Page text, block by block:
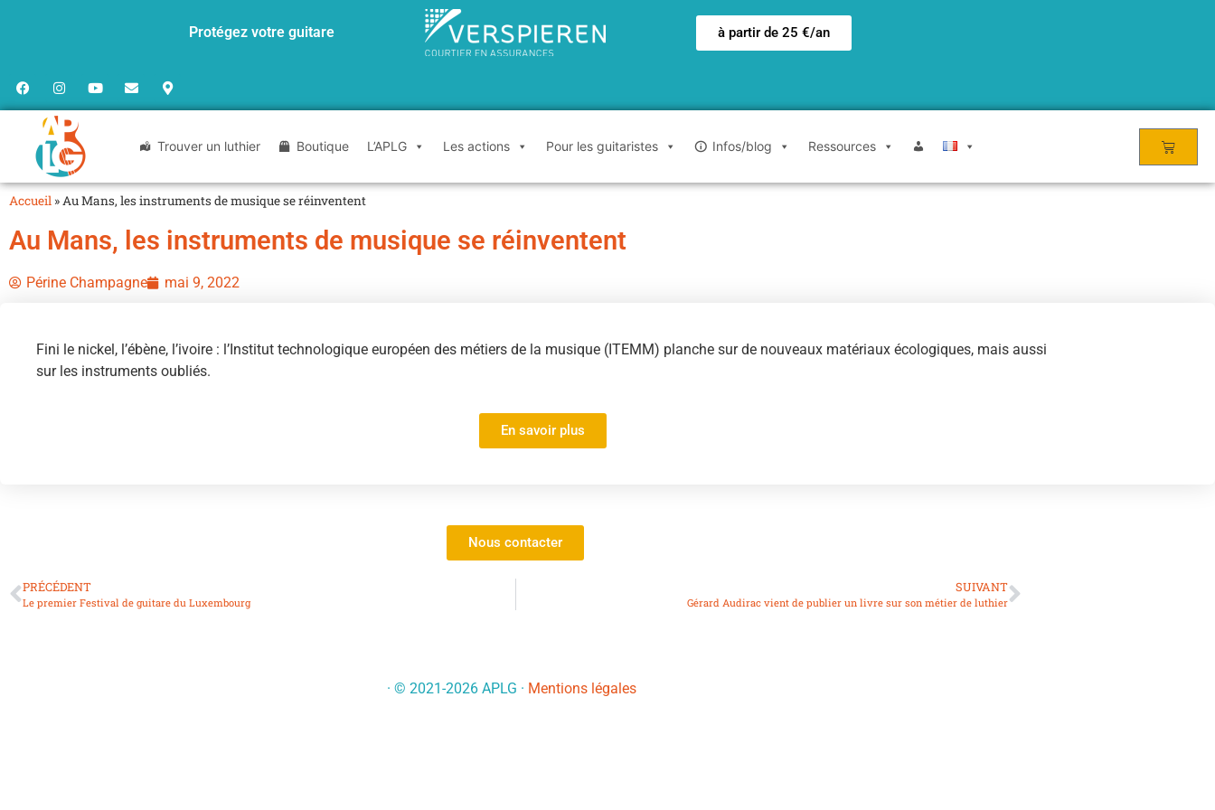
Protégez votre guitare à partir de 25 €/an
Trouver un luthier Boutique L’APLG Les actions Pour les guitaristes Infos/blog Ressources
Accueil »Au Mans, les instruments de musique se réinventent
Au Mans, les instruments de musique se réinventent
Périne Champagne mai 9, 2022
Fini le nickel, l’ébène, l’ivoire : l’Institut technologique européen des métiers de la musique (ITEMM) planche sur de nouveaux matériaux écologiques, mais aussi
sur les instruments oubliés.
En savoir plus
Nous contacter
PRÉCÉDENT
Le premier Festival de guitare du Luxembourg
SUIVANT
Gérard Audirac vient de publier un livre sur son métier de luthier
· © 2021-2026 APLG · Mentions légales